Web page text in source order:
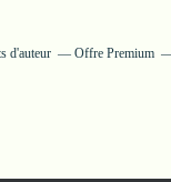
d'auteur Offre Premium